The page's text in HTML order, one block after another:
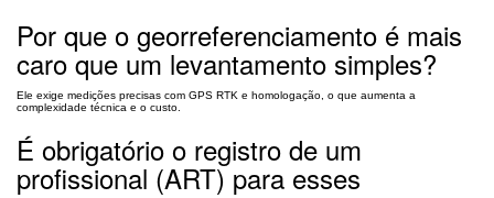
Por que o georreferenciamento é mais
caro que um levantamento simples?
Ele exige medições precisas com GPS RTK e homologação, o que aumenta a
complexidade técnica e o custo.
É obrigatório o registro de um
profissional (ART) para esses